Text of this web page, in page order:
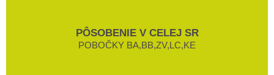
PÔSOBENIE V CELEJ SR
POBOČKY BA,BB,ZV,LC,KE